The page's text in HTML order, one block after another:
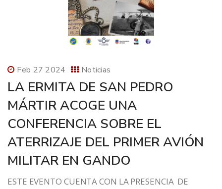
Feb 27 2024 Noticias
LA ERMITA DE SAN PEDRO
MÁRTIR ACOGE UNA
CONFERENCIA SOBRE EL
ATERRIZAJE DEL PRIMER AVIÓN
MILITAR EN GANDO
ESTE EVENTO CUENTA CON LA PRESENCIA DE